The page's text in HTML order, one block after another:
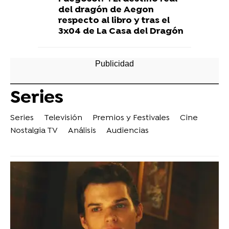
del dragón de Aegon
respecto al libro y tras el
3x04 de La Casa del Dragón
Series
Series Televisión Premios y Festivales
Cine
Nostalgia TV
Análisis Audiencias